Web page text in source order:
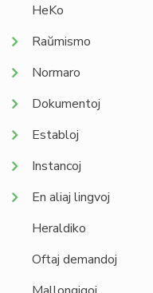
HeKo
Raŭmismo
Normaro
Dokumentoj
Establoj
Instancoj
En aliaj lingvoj
Heraldiko
Oftaj demandoj